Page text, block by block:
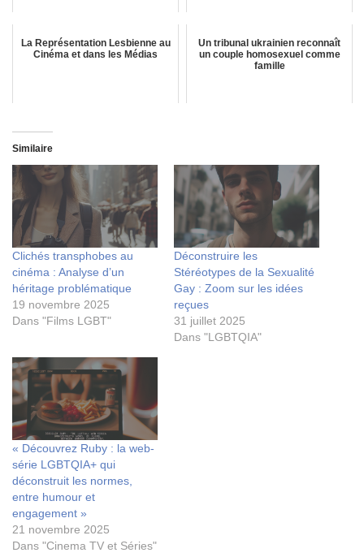
La Représentation Lesbienne au
Cinéma et dans les Médias
Un tribunal ukrainien reconnaît
un couple homosexuel comme
famille
Similaire
Clichés transphobes au
cinéma : Analyse d’un
héritage problématique
19 novembre 2025
Dans "Films LGBT"
Déconstruire les
Stéréotypes de la Sexualité
Gay : Zoom sur les idées
reçues
31 juillet 2025
Dans "LGBTQIA"
« Découvrez Ruby : la web-
série LGBTQIA+ qui
déconstruit les normes,
entre humour et
engagement »
21 novembre 2025
Dans "Cinema TV et Séries"